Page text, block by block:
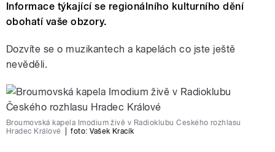
Informace týkající se regionálního kulturního dění
obohatí vaše obzory.
Dozví­te se o muzikantech a kapelách co jste ještě
nevěděli.
Broumovská kapela Imodium živě v Radioklubu Českého rozhlasu
Hradec Králové
foto: Vašek Kracík